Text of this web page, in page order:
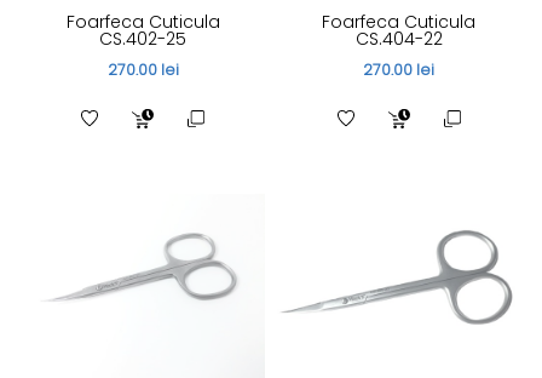
Foarfeca Cuticula
CS.402-25
270.00 lei
Foarfeca Cuticula
CS.404-22
270.00 lei